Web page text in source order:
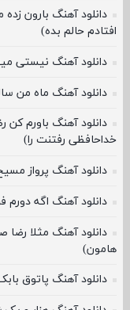
دانلود آهنگ بارون
افتادم حالم بده)
دانلود آهنگ نیستی
دانلود آهنگ ماه من
دانلود آهنگ باورم کن
خداحافظی رفتنت را)
دانلود آهنگ پرواز
دانلود آهنگ اگه دورم
دانلود آهنگ مثلا رضا
هامون)
دانلود آهنگ پاتوق